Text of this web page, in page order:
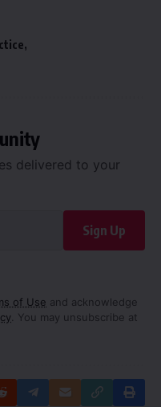
delivered to your
Sign Up
of Use and acknowledge
. You may unsubscribe at